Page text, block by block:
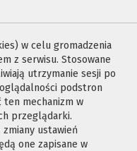
w celu gromadzenia
z serwisu. Stosowane
utrzymanie sesji po
podstron
ten mechanizm w
przeglądarki.
ustawień
one zapisane w